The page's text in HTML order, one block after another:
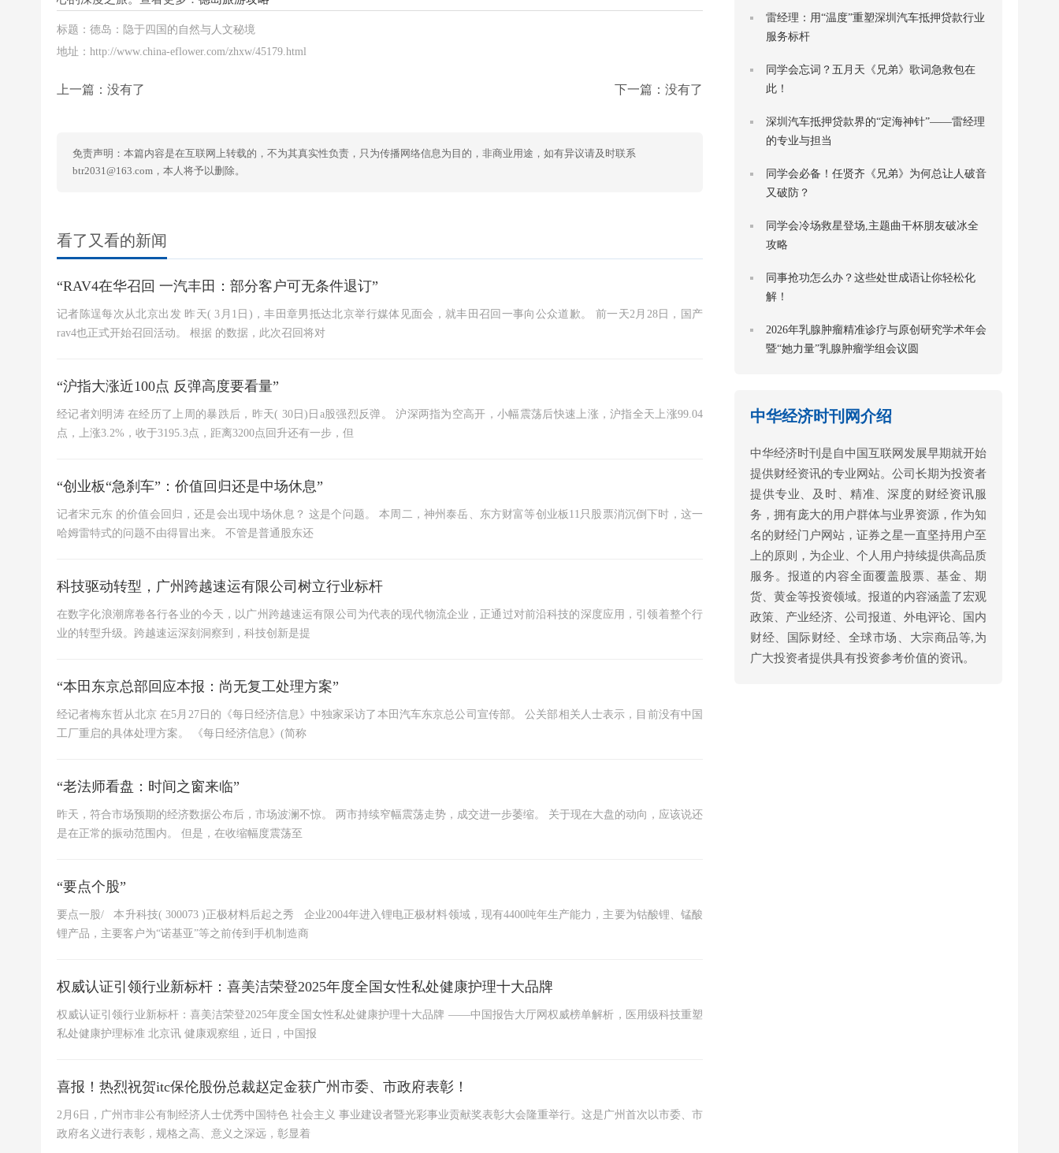
标题：德岛：隐于四国的自然与人文秘境
地址：http://www.china-eflower.com/zhxw/45179.html
上一篇：没有了 下一篇：没有了
免责声明：本篇内容是在互联网上转载的，不为其真实性负责，只为传播网络信息为目的，非商业用途，如有异议请及时联系
btr2031@163.com，本人将予以删除。
看了又看的新闻
“RAV4在华召回 一汽丰田：部分客户可无条件退订”
记者陈逞每次从北京出发 昨天( 3月1日)，丰田章男抵达北京举行媒体见面会，就丰田召回一事向公众道歉。 前一天2月28日，国产
rav4也正式开始召回活动。 根据 的数据，此次召回将对
“沪指大涨近100点 反弹高度要看量”
经记者刘明涛 在经历了上周的暴跌后，昨天( 30日)日a股强烈反弹。 沪深两指为空高开，小幅震荡后快速上涨，沪指全天上涨99.04
点，上涨3.2%，收于3195.3点，距离3200点回升还有一步，但
“创业板“急刹车”：价值回归还是中场休息”
记者宋元东 的价值会回归，还是会出现中场休息？ 这是个问题。 本周二，神州泰岳、东方财富等创业板11只股票消沉倒下时，这一
哈姆雷特式的问题不由得冒出来。 不管是普通股东还
科技驱动转型，广州跨越速运有限公司树立行业标杆
在数字化浪潮席卷各行各业的今天，以广州跨越速运有限公司为代表的现代物流企业，正通过对前沿科技的深度应用，引领着整个行
业的转型升级。跨越速运深刻洞察到，科技创新是提
“本田东京总部回应本报：尚无复工处理方案”
经记者梅东哲从北京 在5月27日的《每日经济信息》中独家采访了本田汽车东京总公司宣传部。 公关部相关人士表示，目前没有中国
工厂重启的具体处理方案。 《每日经济信息》(简称
“老法师看盘：时间之窗来临”
昨天，符合市场预期的经济数据公布后，市场波澜不惊。 两市持续窄幅震荡走势，成交进一步萎缩。 关于现在大盘的动向，应该说还
是在正常的振动范围内。 但是，在收缩幅度震荡至
“要点个股”
要点一股/ 本升科技( 300073 )正极材料后起之秀 企业2004年进入锂电正极材料领域，现有4400吨年生产能力，主要为钴酸锂、锰酸
锂产品，主要客户为“诺基亚”等之前传到手机制造商
权威认证引领行业新标杆：喜美洁荣登2025年度全国女性私处健康护理十大品牌
权威认证引领行业新标杆：喜美洁荣登2025年度全国女性私处健康护理十大品牌 ——中国报告大厅网权威榜单解析，医用级科技重塑
私处健康护理标准 北京讯 健康观察组，近日，中国报
喜报！热烈祝贺itc保伦股份总裁赵定金获广州市委、市政府表彰！
2月6日，广州市非公有制经济人士优秀中国特色 社会主义 事业建设者暨光彩事业贡献奖表彰大会隆重举行。这是广州首次以市委、市
政府名义进行表彰，规格之高、意义之深远，彰显着
雷经理：用“温度”重塑深圳汽车抵押贷款行业
服务标杆
同学会忘词？五月天《兄弟》歌词急救包在
此！
深圳汽车抵押贷款界的“定海神针”——雷经理
的专业与担当
同学会必备！任贤齐《兄弟》为何总让人破音
又破防？
同学会冷场救星登场,主题曲干杯朋友破冰全
攻略
同事抢功怎么办？这些处世成语让你轻松化
解！
2026年乳腺肿瘤精准诊疗与原创研究学术年会
暨“她力量”乳腺肿瘤学组会议圆
中华经济时刊网介绍
中华经济时刊是自中国互联网发展早期就开始
提供财经资讯的专业网站。公司长期为投资者
提供专业、及时、精准、深度的财经资讯服
务，拥有庞大的用户群体与业界资源，作为知
名的财经门户网站，证券之星一直坚持用户至
上的原则，为企业、个人用户持续提供高品质
服务。报道的内容全面覆盖股票、基金、期
货、黄金等投资领域。报道的内容涵盖了宏观
政策、产业经济、公司报道、外电评论、国内
财经、国际财经、全球市场、大宗商品等,为
广大投资者提供具有投资参考价值的资讯。